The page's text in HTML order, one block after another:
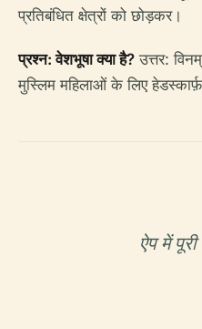
प्रतिबंधित क्षेत्रों को छोड़कर।
प्रश्न: वेशभूषा क्या है? उत्तर:
मुस्लिम महिलाओं के लिए
ऐप में